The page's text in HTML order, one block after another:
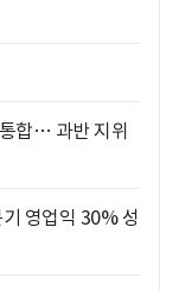
합… 과반 지위
영업익 30% 성